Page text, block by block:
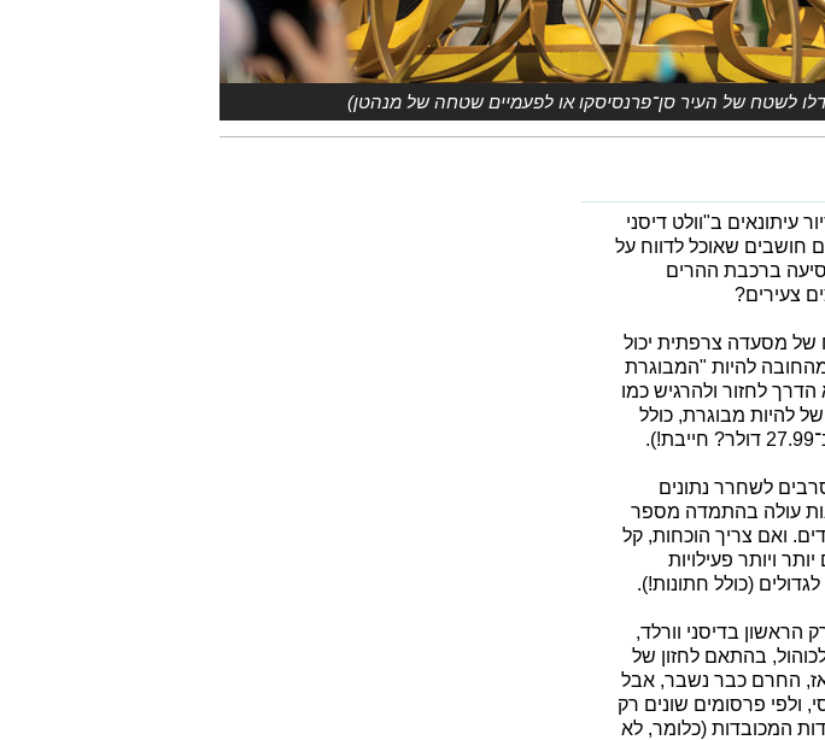
לשטח של העיר סן־פרנסיסקו או לפעמיים שטחה של מנהטן)
עיתונאים ב"וולט דיסני
חושבים שאוכל לדווח על
ברכבת ההרים
צעירים?
מסעדה צרפתית יכול
להיות "המבוגרת
הדרך לחזור ולהרגיש כמו
להיות מבוגרת, כולל
לשחרר נתונים
עולה בהתמדה מספר
ואם צריך הוכחות, קל
ויותר פעילויות
(כולל חתונות!).
בדיסני וורלד,
למכור בו אלכוהול, בהתאם לחזון של
החרם כבר נשבר, אבל
ולפי פרסומים שונים רק
המכובדות (כלומר, לא